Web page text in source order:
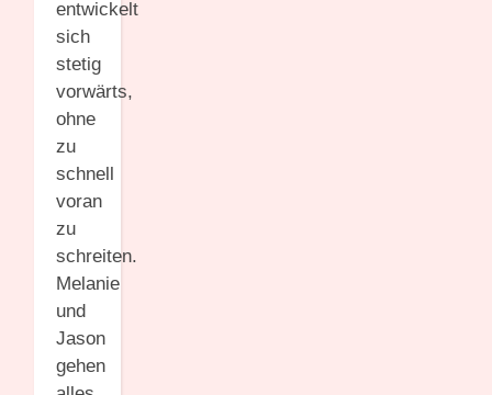
entwickelt
sich
stetig
vorwärts,
ohne
zu
schnell
voran
zu
schreiten.
Melanie
und
Jason
gehen